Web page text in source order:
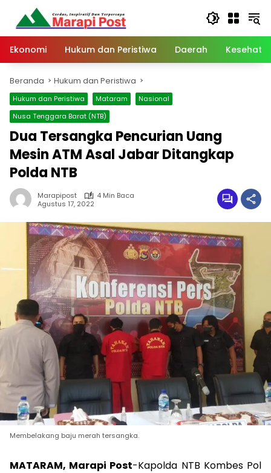
Langsung
konten
Ekonomi
Hukum dan Peristiwa Daerah
Beranda Hukum dan Peristiwa
Hukum dan Peristiwa Mataram
Nasional
Nusa Tenggara Barat (NTB)
Dua Tersangka Pencurian Uang
Mesin ATM Asal Jabar Ditangkap
Polda NTB
Marapipost
4 Min Baca
Agustus 17, 2022
Membelakang baju merah tersangka.
MATARAM, Marapi Post-Kapolda NTB Kombes Pol